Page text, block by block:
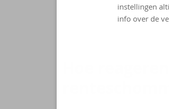
instellingen
info over de
Hoe